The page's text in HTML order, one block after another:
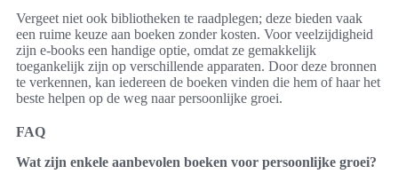
Vergeet niet ook bibliotheken te raadplegen; deze bieden vaak
een ruime keuze aan boeken zonder kosten. Voor veelzijdigheid
zijn e-books een handige optie, omdat ze gemakkelijk
toegankelijk zijn op verschillende apparaten. Door deze bronnen
te verkennen, kan iedereen de boeken vinden die hem of haar het
beste helpen op de weg naar persoonlijke groei.
FAQ
Wat zijn enkele aanbevolen boeken voor persoonlijke groei?